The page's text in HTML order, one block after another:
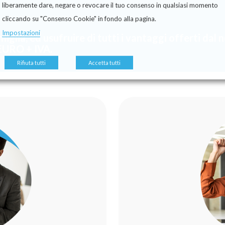
ed usufruire di tutti i vantaggi offerti dal
+ IVA.
liberamente dare, negare o revocare il tuo consenso in qualsiasi momento
cliccando su "Consenso Cookie" in fondo alla pagina.
Impostazioni
Rifiuta tutti Accetta tutti